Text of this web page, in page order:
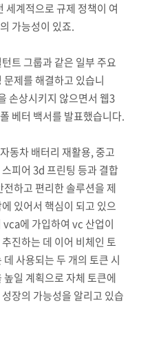
세계적으로 규제 정책이 여
가능성이 있죠.
트 그룹과 같은 일부 주요
제를 해결하고 있습니
손상시키지 않으면서 웹3
베터 백서를 발표했습니다.
동차 배터리 재활용, 중고
피어 3d 프린팅 등과 결합
하고 편리한 솔루션을 제
있어서 핵심이 되고 있으
에 가입하여 vc 산업이
진하는 데 이어 비체인 토
사용되는 두 개의 토큰 시
일 계획으로 자체 토큰에
장의 가능성을 알리고 있습